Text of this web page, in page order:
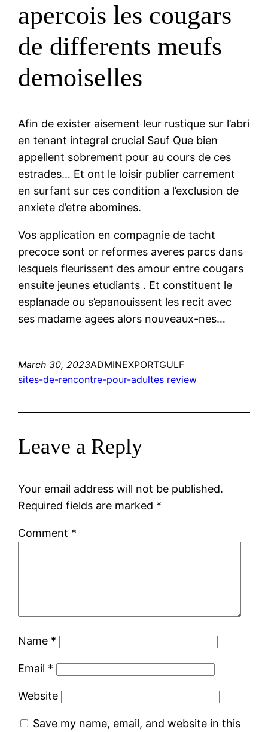
apercois les cougars
de differents meufs
demoiselles
Afin de exister aisement leur rustique sur l’abri
en tenant integral crucial Sauf Que bien
appellent sobrement pour au cours de ces
estrades… Et ont le loisir publier carrement
en surfant sur ces condition a l’exclusion de
anxiete d’etre abomines.
Vos application en compagnie de tacht
precoce sont or reformes averes parcs dans
lesquels fleurissent des amour entre cougars
ensuite jeunes etudiants . Et constituent le
esplanade ou s’epanouissent les recit avec
ses madame agees alors nouveaux-nes…
March 30, 2023ADMINEXPORTGULF
sites-de-rencontre-pour-adultes review
Leave a Reply
Your email address will not be published.
Required fields are marked *
Comment *
Name *
Email *
Website
Save my name, email, and website in this